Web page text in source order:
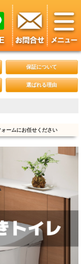
保証について
選ばれる理由
ームにお任せください